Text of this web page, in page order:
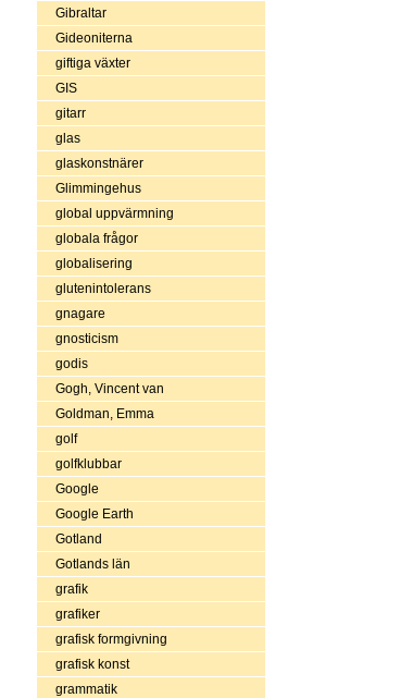
Gibraltar
Gideoniterna
giftiga växter
GIS
gitarr
glas
glaskonstnärer
Glimmingehus
global uppvärmning
globala frågor
globalisering
glutenintolerans
gnagare
gnosticism
godis
Gogh, Vincent van
Goldman, Emma
golf
golfklubbar
Google
Google Earth
Gotland
Gotlands län
grafik
grafiker
grafisk formgivning
grafisk konst
grammatik